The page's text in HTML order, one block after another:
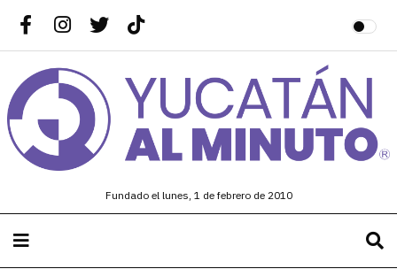
Fundado el lunes, 1 de febrero de 2010